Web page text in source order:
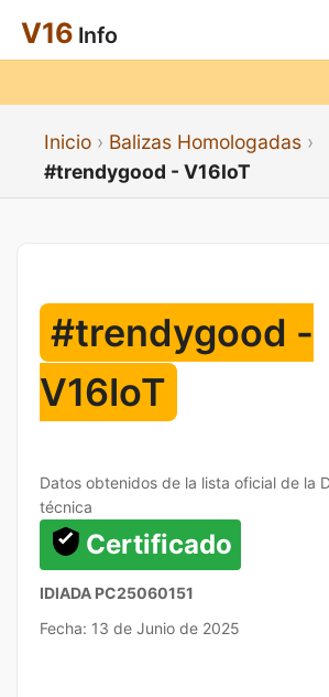
V16 Info
Inicio
Balizas Homologadas
#trendygood - V16IoT
#trendygood -
V16IoT
Datos obtenidos de la lista oficial de la
técnica
Certificado
IDIADA PC25060151
Fecha: 13 de Junio de 2025